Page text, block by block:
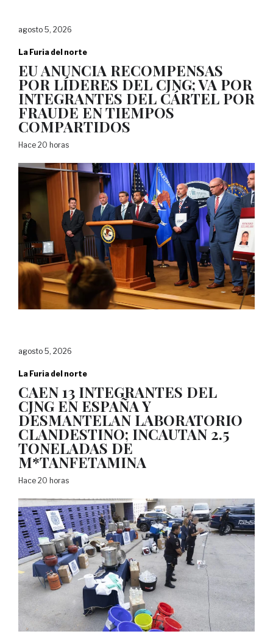
agosto 5, 2026
La Furia del norte
EU ANUNCIA RECOMPENSAS
POR LÍDERES DEL CJNG; VA POR
INTEGRANTES DEL CÁRTEL POR
FRAUDE EN TIEMPOS
COMPARTIDOS
Hace 20 horas
agosto 5, 2026
La Furia del norte
CAEN 13 INTEGRANTES DEL
CJNG EN ESPAÑA Y
DESMANTELAN LABORATORIO
CLANDESTINO; INCAUTAN 2.5
TONELADAS DE
M*TANFETAMINA
Hace 20 horas